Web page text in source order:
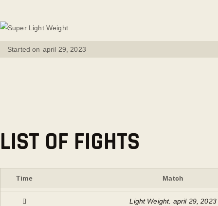
Started on april 29, 2023
LIST OF FIGHTS
Time Match
Light Weight. april 29, 2023